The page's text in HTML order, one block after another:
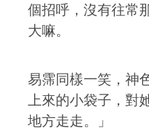
個招呼，沒有往常
大嘛。
易霈同樣一笑，神
上來的小袋子，對
地方走走。」